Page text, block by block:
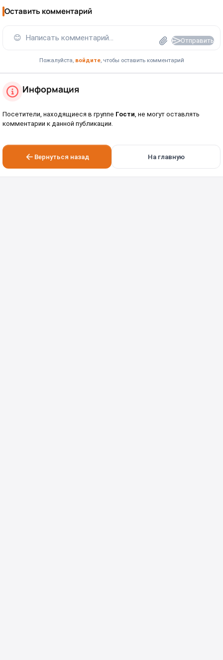
Оставить комментарий
😊 Написать комментарий... Отправить
Пожалуйста, войдите, чтобы оставить комментарий
Информация
Посетители, находящиеся в группе Гости, не могут оставлять
комментарии к данной публикации.
Вернуться назад На главную